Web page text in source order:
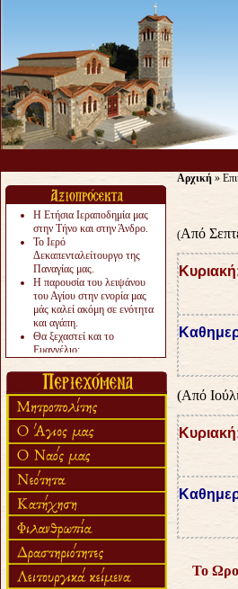
Η Ετήσια Ιεραποδημία μας
στην Τήνο και στην Άνδρο.
Το Ιερό
Δεκαπενταλείτουργο της
Παναγίας μας.
Η παρουσία του λειψάνου
του Αγίου στην ενορία μας
μάς καλεί ακόμη σε ενότητα
και αγάπη.
Θα ξεχαστεί και το
Ευαγγέλιο;
«πολύ αργά».
Ζητείται....
Αρχική »
(Από
(Από
Το